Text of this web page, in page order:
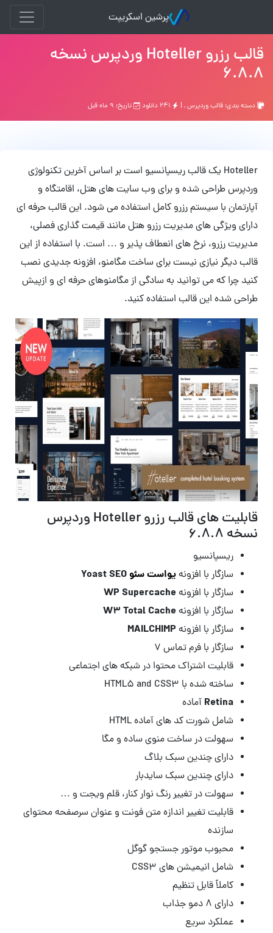
پرشین اسکریپت
قالب رزرو Hoteller وردپرس نسخه
6.8.8
دسته بندی: قالب وردپرس, | تاریخ: ۹ ماه قبل
Hoteller یک قالب ریسپانسیو است بر اساس آخرین تکنولوژی
وردپرس طراحی شده و برای وب سایت های هتل، اقامتگاه و
آپارتمان با سیستم رزرو کامل استفاده می شود. این قالب حرفه ای
دارای ویژگی های مدیریت رزرو هتل مانند قیمت گذاری فصلی،
مدیریت رزرو، نرخ های انعطاف پذیر و … است. با استفاده از این
قالب دیگر نیازی نیست برای ساخت مگامنو، افزونه جدیدی نصب
کنید چرا که می توانید به سادگی از مگامنوهای حرفه ای و ازپیش
طراحی شده این قالب استفاده کنید.
قابلیت های قالب رزرو Hoteller وردپرس
نسخه 6.8.8
ریسپانسیو
سازگار با افزونهیواست سئو Yoast SEO
سازگار با افزونهWP Supercache
سازگار با افزونهW3 Total Cache
سازگار با افزونهMAILCHIMP
سازگار با فرم تماس ۷
قابلیت اشتراک محتوا در شبکه های اجتماعی
ساخته شده با HTML5 and CSS3
Retina آماده
شامل شورت کد های آماده HTML
سهولت در ساخت منوی ساده و مگا
دارای چندین سبک بلاگ
دارای چندین سبک سایدبار
سهولت در تغییر رنگ نوار کنار، قلم ویجت و …
قابلیت تغییر اندازه متن فونت و عنوان سرصفحه محتوای
سازنده
محبوب موتور جستجو گوگل
شامل انیمیشن های CSS3
کاملاً قابل تنظیم
دارای ۸ دمو جذاب
عملکرد سریع